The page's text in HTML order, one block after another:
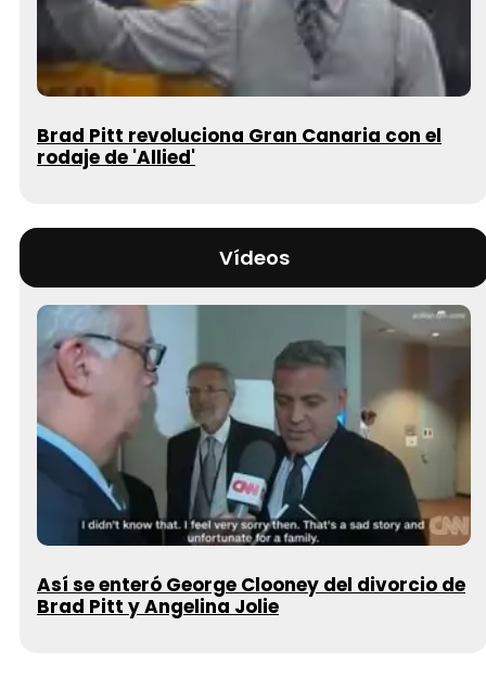
Brad Pitt revoluciona Gran Canaria con el
rodaje de 'Allied'
Vídeos
Así se enteró George Clooney del divorcio de
Brad Pitt y Angelina Jolie